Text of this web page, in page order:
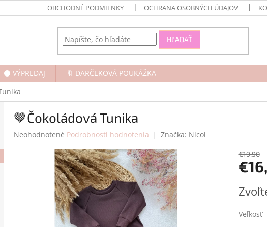
OBCHODNÉ PODMIENKY OCHRANA OSOBNÝCH ÚDAJOV
HĽADAŤ
⚫ VÝPREDAJ
🔖 DARČEKOVÁ POUKÁŽKA
🤎Čokoládová Tunika
Priemerné
Neohodnotené Podrobnosti hodnotenia Značka: Nicol
€19,90
cena:
Veľkosť